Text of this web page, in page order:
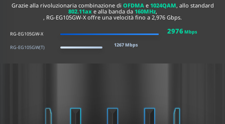
Grazie alla rivoluzionaria combinazione di OFDMAe 1024QAM, allo standard
802.11axe alla banda da 160MHz,
, RG-EG105GW-X offre una velocità fino a 2,976 Gbps.
RG-EG105GW-X 2976 Mbps
RG-EG105GW(T) 1267Mbps